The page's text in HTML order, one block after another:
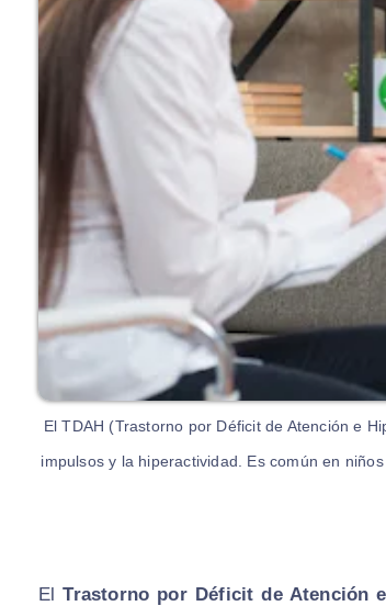
El TDAH (Trastorno por Déficit de Atención e
impulsos y la hiperactividad. Es común en
ElTrastorno por Déficit de Atención